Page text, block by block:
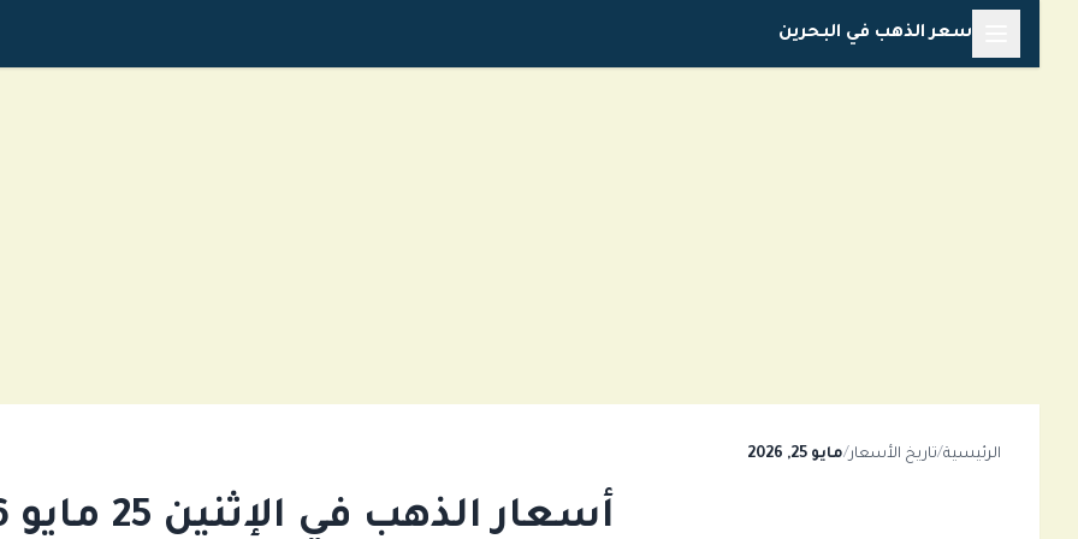
المحتوى
سعر الذهب في البحرين
الرئيسية/تاريخ الأسعار/مايو 25, 2026
أسعار الذهب في الإثنين 25 مايو 2026